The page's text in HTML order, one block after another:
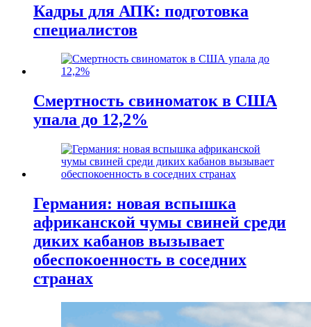
Кадры для АПК: подготовка
специалистов
Смертность свиноматок в США
упала до 12,2%
Германия: новая вспышка
африканской чумы свиней среди
диких кабанов вызывает
обеспокоенность в соседних
странах